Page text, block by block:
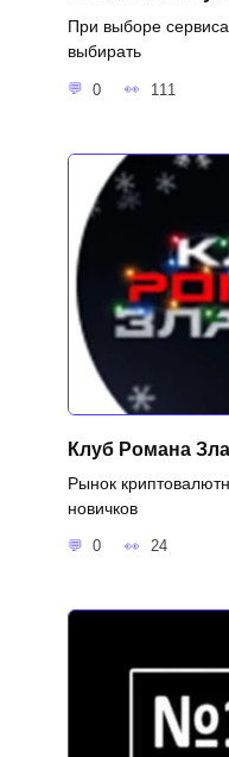
При выборе
выбирать
0 111
Клуб Романа
Рынок
новичков
0 24